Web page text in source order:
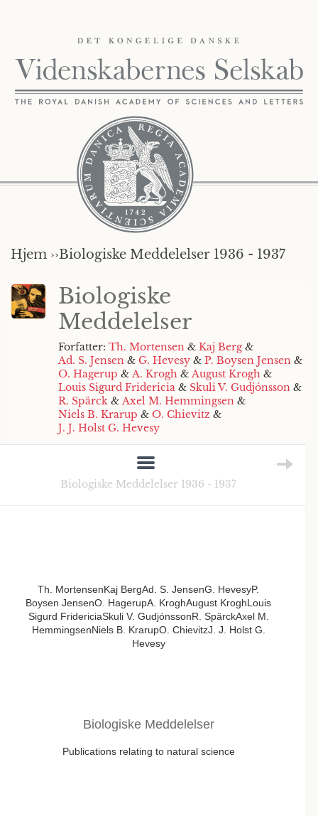
Hjem ››Biologiske Meddelelser 1936 - 1937
Biologiske
Meddelelser
Forfatter: Th. Mortensen & Kaj Berg&
Ad. S. Jensen & G. Hevesy & P. Boysen Jensen &
O. Hagerup & A. Krogh & August Krogh &
Louis Sigurd Fridericia & Skuli V. Gudjónsson &
R. Spärck & Axel M. Hemmingsen &
Niels B. Krarup & O. Chievitz &
J. J. Holst G. Hevesy
Biologiske Meddelelser 1936 - 1937
Th. MortensenKaj BergAd. S. JensenG. HevesyP.
Boysen JensenO. HagerupA. KroghAugust KroghLouis
Sigurd FridericiaSkuli V. GudjónssonR. SpärckAxel M.
HemmingsenNiels B. KrarupO. ChievitzJ. J. Holst G.
Hevesy
Biologiske Meddelelser
Publications relating to natural science